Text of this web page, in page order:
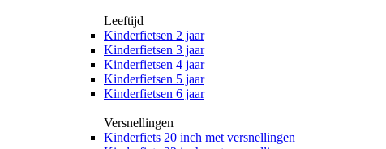
Leeftijd
Kinderfietsen 2 jaar
Kinderfietsen 3 jaar
Kinderfietsen 4 jaar
Kinderfietsen 5 jaar
Kinderfietsen 6 jaar
Versnellingen
Kinderfiets 20 inch met versnellingen